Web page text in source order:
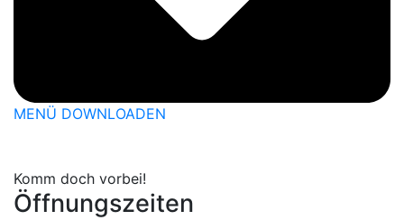
MENÜ DOWNLOADEN
Komm doch vorbei!
Öffnungszeiten